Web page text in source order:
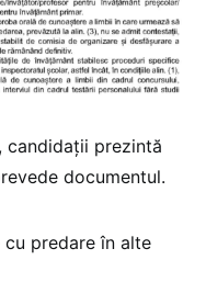
candidații prezintă
documentul.
predare în alte